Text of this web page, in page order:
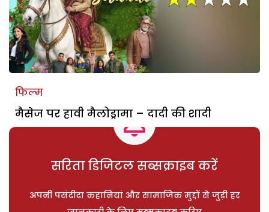
फिल्म
मैसेज पर हावी मैलोड्रामा – दादी की शादी
सरिता डिजिटल सब्सक्राइब करें
अपनी पसंदीदा कहानियां और सामाजिक मुद्दों से जुड़ी हर